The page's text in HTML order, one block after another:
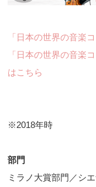
「日本の世界の音楽
「日本の世界の音楽
はこちら
※2018年時
部門
ミラノ大賞部門／シ